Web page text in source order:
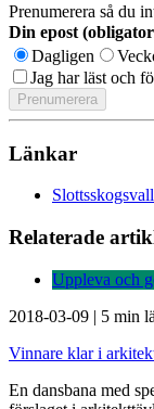
Prenumerera så du
Din epost
Dagligen
Jag har läst och
Länkar
Relaterade
Uppleva och
2018-03-09 | 5 min
Vinnare klar i
En dansbana med